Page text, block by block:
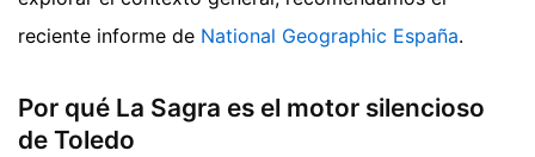
reciente informe de National Geographic España.
Por qué La Sagra es el motor silencioso
de Toledo